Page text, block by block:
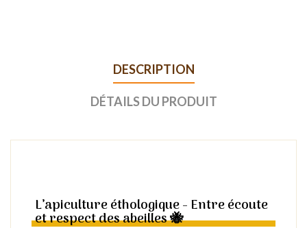
DESCRIPTION
DÉTAILS DU PRODUIT
L’apiculture éthologique - Entre écoute
et respect des abeilles 🐝